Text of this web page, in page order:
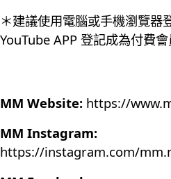
＊建議使用電腦或手機瀏覽器
YouTube APP 登記成為付費會
MM Website: https://
MM Instagram:
https://instagram.com/